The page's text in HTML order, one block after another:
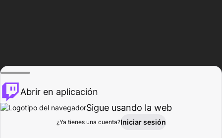
Explorar Actividad
Abrir en aplicación
Sigue usando la web
¿Ya tienes una cuenta?Iniciar sesión